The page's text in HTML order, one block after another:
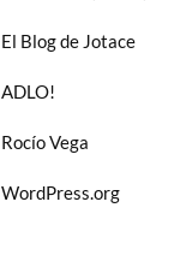
El Blog de Jotace
ADLO!
Rocío Vega
WordPress.org